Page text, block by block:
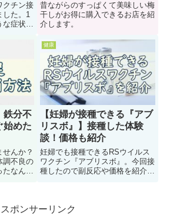
クチン接
した。1
な症状だ
昔ながらのすっぱくて美味しい梅
干しがお得に購入できるお店を紹
介します。
鉄分不
始めた
んか？
調不良の
たなんて
法を紹介
健康
【妊婦が接種できる『アブ
リスボ』】接種した体験
談！価格も紹介
妊婦でも接種できるRSウイルス
ワクチン『アブリスボ』。今回接
種したので副反応や価格を紹介し
スポンサーリンク